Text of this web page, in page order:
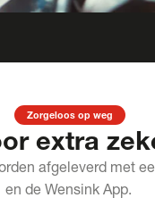
Zorgeloos op weg
extra
afgeleverd met
en de Wensink App.